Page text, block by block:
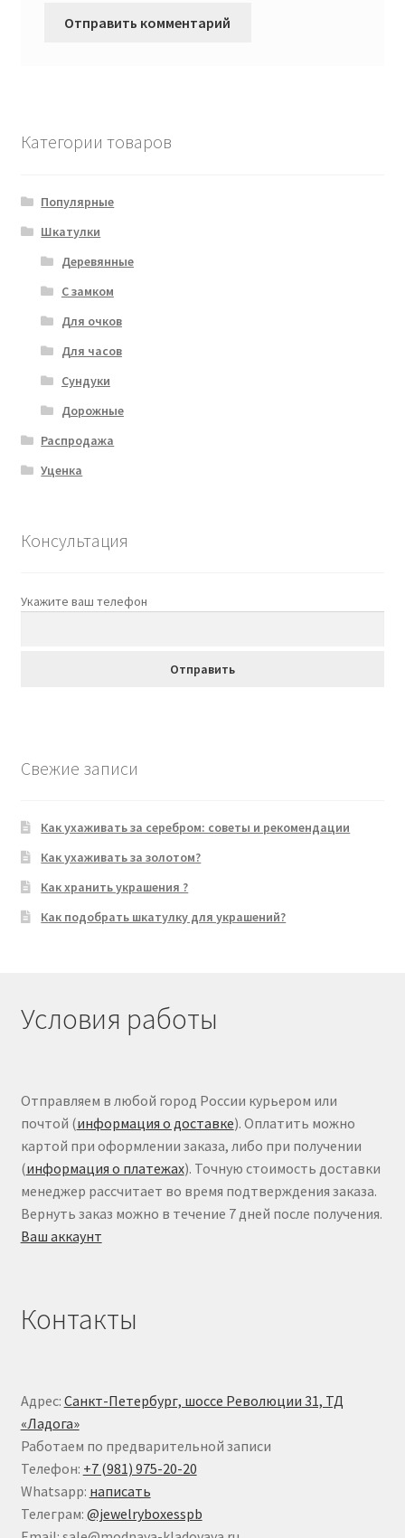
Категории товаров
Популярные
Шкатулки
Деревянные
С замком
Для очков
Для часов
Сундуки
Дорожные
Распродажа
Уценка
Консультация
Укажите ваш телефон
Свежие записи
Как ухаживать за серебром: советы и рекомендации
Как ухаживать за золотом?
Как хранить украшения ?
Как подобрать шкатулку для украшений?
Условия работы
Отправляем в любой город России курьером или
почтой (информация о доставке). Оплатить можно
картой при оформлении заказа, либо при получении
(информация о платежах). Точную стоимость доставки
менеджер рассчитает во время подтверждения заказа.
Вернуть заказ можно в течение 7 дней после получения.
Ваш аккаунт
Контакты
Адрес: Санкт-Петербург, шоссе Революции 31, ТД
«Ладога»
Работаем по предварительной записи
Телефон: +7 (981) 975-20-20
Whatsapp: написать
Телеграм: @jewelryboxesspb